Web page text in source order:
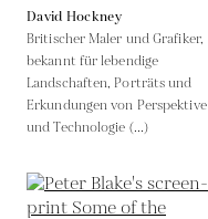
David Hockney
Britischer Maler und Grafiker,
bekannt für lebendige
Landschaften, Porträts und
Erkundungen von Perspektive
und Technologie (...)